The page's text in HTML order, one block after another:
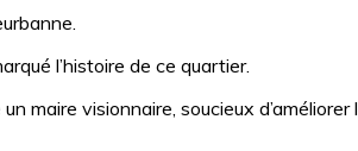
l’histoire de ce quartier.
maire visionnaire, soucieux